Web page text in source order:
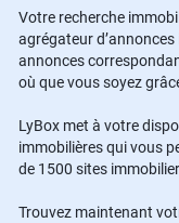
Votre recherche
agrégateur
annonces
où que vous soyez
LyBox met à votre
immobilières qui vous
de 1500 sites
Trouvez maintenant